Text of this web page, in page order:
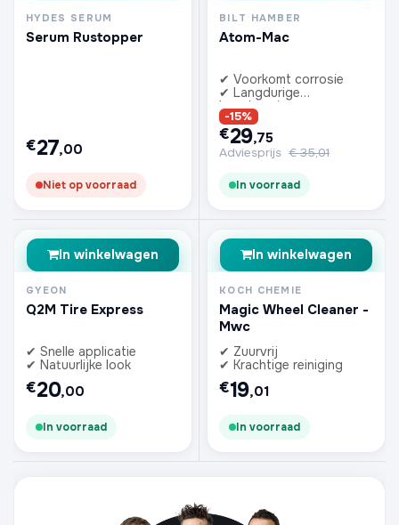
HYDES SERUM
Serum Rustopper
€27,00
Niet op voorraad
BILT HAMBER
Atom-Mac
✔ Voorkomt corrosie
✔ Langdurige
bescherming
-15%
€29,75
Adviesprijs €35,01
In voorraad
In winkelwagen
GYEON
Q2M Tire Express
✔ Snelle applicatie
✔ Natuurlijke look
€20,00
In voorraad
In winkelwagen
KOCH CHEMIE
Magic Wheel Cleaner -
Mwc
✔ Zuurvrij
✔ Krachtige reiniging
€19,01
In voorraad